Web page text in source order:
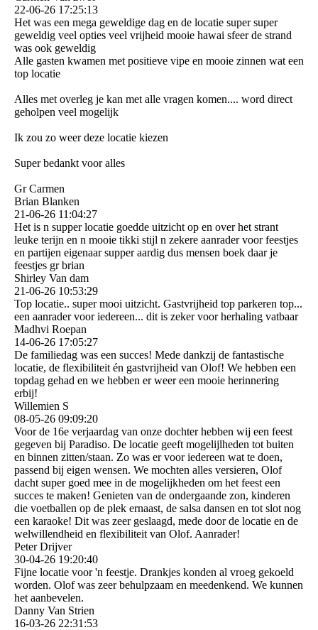
22-06-26 17:25:13
Het was een mega geweldige dag en de locatie super super
geweldig veel opties veel vrijheid mooie hawai sfeer de strand
was ook geweldig
Alle gasten kwamen met positieve vipe en mooie zinnen wat een
top locatie
Alles met overleg je kan met alle vragen komen.... word direct
geholpen veel mogelijk
Ik zou zo weer deze locatie kiezen
Super bedankt voor alles
Gr Carmen
Brian Blanken
21-06-26 11:04:27
Het is n supper locatie goedde uitzicht op en over het strant
leuke terijn en n mooie tikki stijl n zekere aanrader voor feestjes
en partijen eigenaar supper aardig dus mensen boek daar je
feestjes gr brian
Shirley Van dam
21-06-26 10:53:29
Top locatie.. super mooi uitzicht. Gastvrijheid top parkeren top...
een aanrader voor iedereen... dit is zeker voor herhaling vatbaar
Madhvi Roepan
14-06-26 17:05:27
De familiedag was een succes! Mede dankzij de fantastische
locatie, de flexibiliteit én gastvrijheid van Olof! We hebben een
topdag gehad en we hebben er weer een mooie herinnering
erbij!
Willemien S
08-05-26 09:09:20
Voor de 16e verjaardag van onze dochter hebben wij een feest
gegeven bij Paradiso. De locatie geeft mogelijlheden tot buiten
en binnen zitten/staan. Zo was er voor iedereen wat te doen,
passend bij eigen wensen. We mochten alles versieren, Olof
dacht super goed mee in de mogelijkheden om het feest een
succes te maken! Genieten van de ondergaande zon, kinderen
die voetballen op de plek ernaast, de salsa dansen en tot slot nog
een karaoke! Dit was zeer geslaagd, mede door de locatie en de
welwillendheid en flexibiliteit van Olof. Aanrader!
Peter Drijver
30-04-26 19:20:40
Fijne locatie voor 'n feestje. Drankjes konden al vroeg gekoeld
worden. Olof was zeer behulpzaam en meedenkend. We kunnen
het aanbevelen.
Danny Van Strien
16-03-26 22:31:53